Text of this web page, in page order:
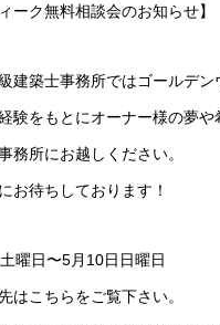
ーク無料相談会のお知らせ】
建築士事務所ではゴールデ
験をもとにオーナー様の夢
務所にお越しください。
お待ちしております！
曜日〜5月10日日曜日
はこちらをご覧下さい。